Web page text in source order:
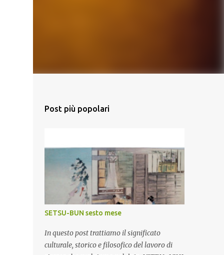
Post più popolari
SETSU-BUN sesto mese
In questo post trattiamo il significato
culturale, storico e filosofico del lavoro di